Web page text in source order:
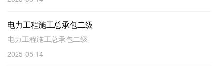
电力工程施工总承包二级
电力工程施工总承包二级
2025-05-14